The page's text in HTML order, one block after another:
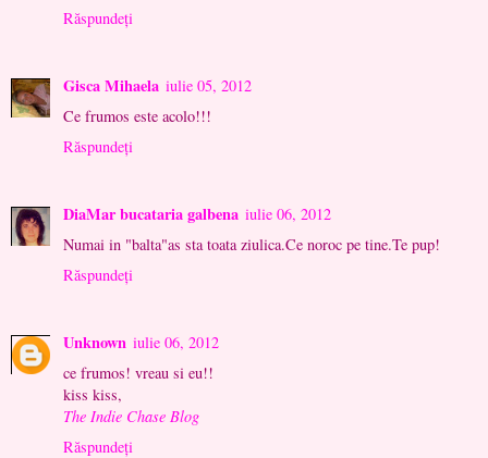
Răspundeți
Gisca Mihaela iulie 05, 2012
Ce frumos este acolo!!!
Răspundeți
DiaMar bucataria galbena iulie 06, 2012
Numai in "balta"as sta toata ziulica.Ce noroc pe tine.Te pup!
Răspundeți
Unknown iulie 06, 2012
ce frumos! vreau si eu!!
kiss kiss,
The Indie Chase Blog
Răspundeți